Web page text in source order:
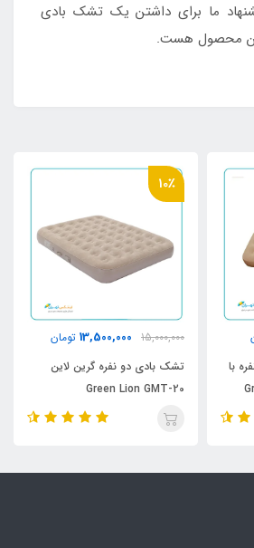
ما برای داشتن یک تشک بادی
محصول هست.
با
10٪
15,000,000
13,500,000 تومان
تشک بادی دو نفره گرین لاین
Green Lion GMT-20